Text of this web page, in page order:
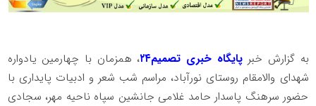
به گزارش خبر پایگاه خبری تصمیم۲۴
، همزمان با چهارمین یادواره
شهدای والامقام روستای نورآباد، مراسم شب شعر و ادبیات پایداری با
حضور سرهنگ پاسدار حامد غلامی جانشین سپاه ناحیه مهر، سجادی